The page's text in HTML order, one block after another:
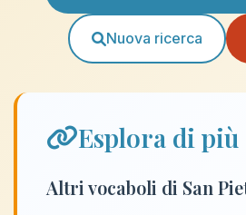
Nuova ricerca
Esplora di più
Altri vocaboli di San